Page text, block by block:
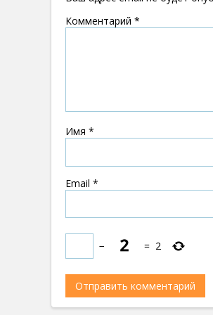
Комментарий *
Имя *
Email *
− = 2